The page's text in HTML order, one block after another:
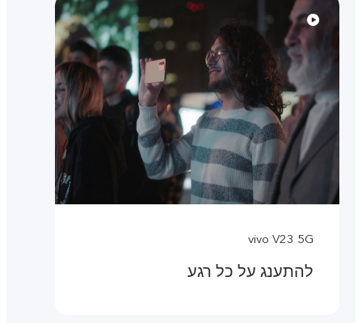
vivo V23 5G
להתענג על כל רגע